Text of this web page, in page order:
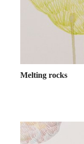
Melting rocks